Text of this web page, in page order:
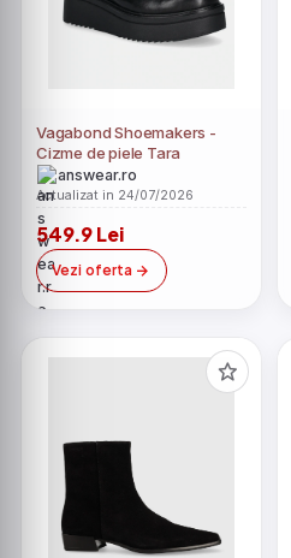
Vagabond Shoemakers -
Cizme de piele Tara
answear.ro
Actualizat in 24/07/2026
549.9 Lei
Vezi oferta